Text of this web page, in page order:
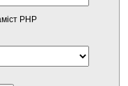
PHP